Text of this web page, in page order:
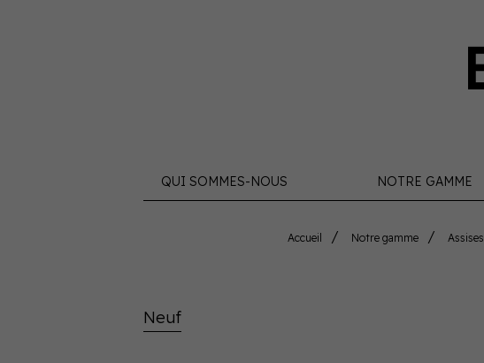
QUI SOMMES-NOUS NOTRE GAMME
Accueil Notre gamme Assises
Neuf